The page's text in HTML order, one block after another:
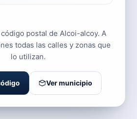
postal de Alcoi-alcoy. A
todas las calles y zonas que
lo utilizan.
Ver municipio